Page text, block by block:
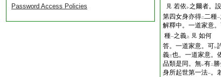
Password Access Policies
見 若依 レ之爾者。
第四女身亦得二二種一
解釋中。一道家意
種一之義 上 見 如何
答。一道家意。可レ
義三也。一道家意。
品類是同。無レ有二
身所起世第一法一。